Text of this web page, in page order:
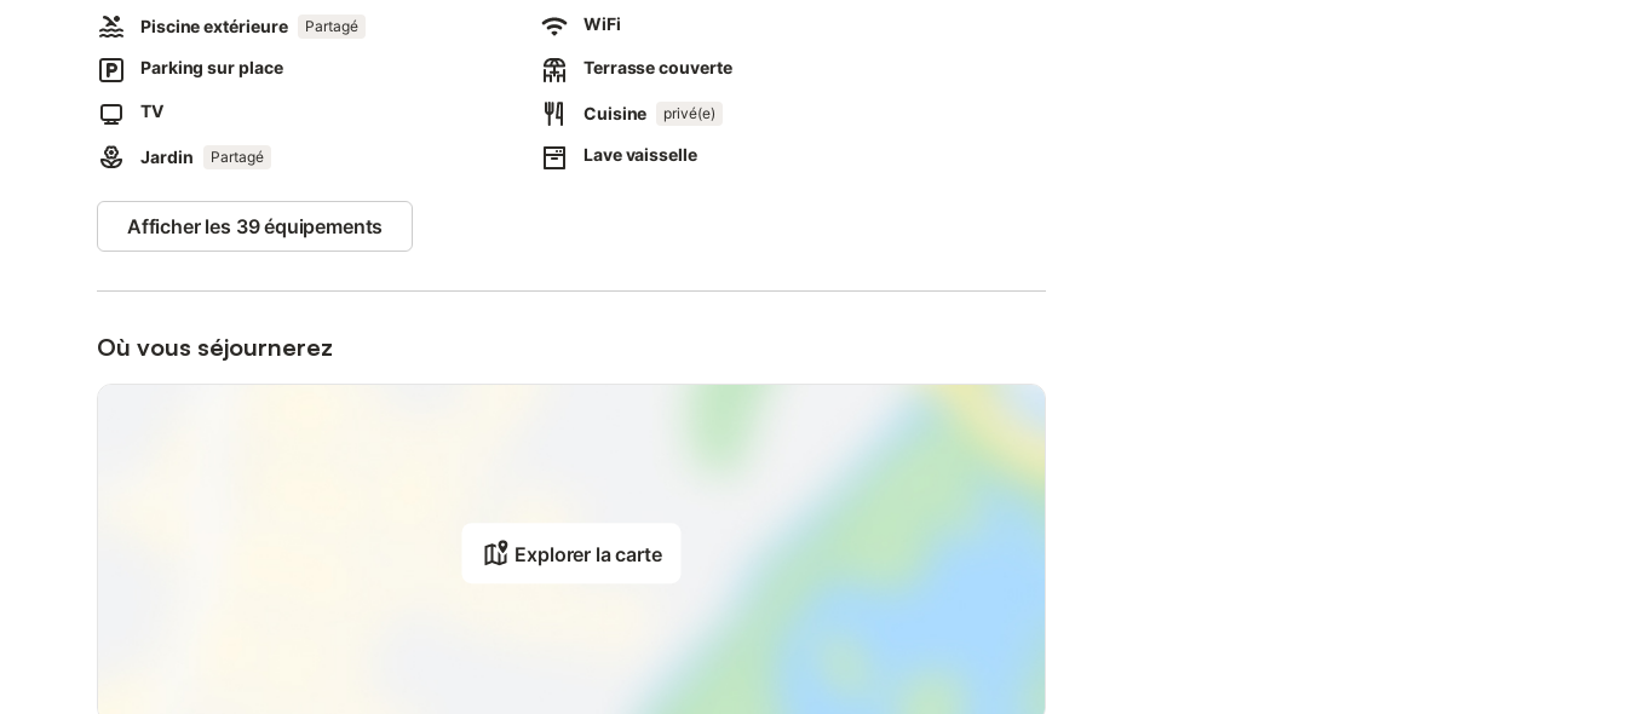
Piscine extérieure Partagé WiFi
Parking sur place Terrasse couverte
TV Cuisine privé(e)
Jardin Partagé Lave vaisselle
Afficher les 39 équipements
Où vous séjournerez
Explorer la carte